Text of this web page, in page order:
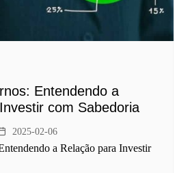
Entendendo a
com Sabedoria
2025-02-06
a Relação para Investir